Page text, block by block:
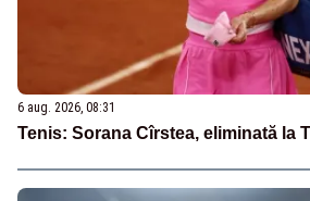
6 aug. 2026, 08:31
Tenis: Sorana Cîrstea, eliminată la